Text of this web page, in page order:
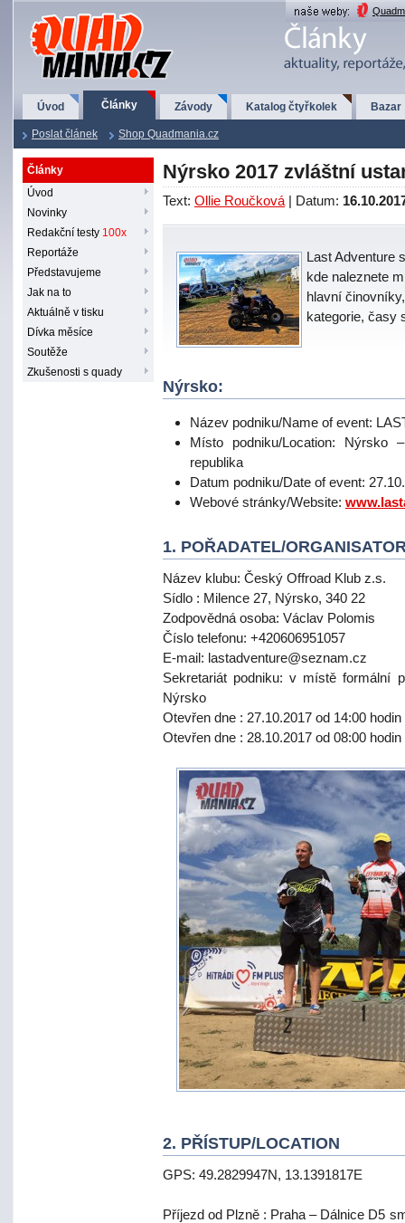
QuadMania.cz
Úvod Články Závody Katalog čtyřkolek Bazar
Poslat článek Shop Quadmania.cz
Články
Úvod
Novinky
Redakční testy 100x
Reportáže
Představujeme
Jak na to
Aktuálně v tisku
Dívka měsíce
Soutěže
Zkušenosti s quady
Nýrsko 2017 zvláštní
Text: Ollie Roučková | Datum:
Last Adventure
kde naleznete
hlavní
kategorie, časy
Nýrsko:
Název podniku/Name of event:
Místo podniku/Location: Nýrsko
republika
Datum podniku/Date of event:
Webové stránky/Website:
1. POŘADATEL/
Název klubu: Český Offroad Klub z.s.
Sídlo : Milence 27, Nýrsko, 340 22
Zodpovědná osoba: Václav Polomis
Číslo telefonu: +420606951057
E-mail: lastadventure@seznam.cz
Sekretariát podniku: v místě formální
Nýrsko
Otevřen dne : 27.10.2017 od 14:00
Otevřen dne : 28.10.2017 od 08:00
2. PŘÍSTUP/LOCATION
GPS: 49.2829947N, 13.1391817E
Příjezd od Plzně : Praha – Dálnice D5